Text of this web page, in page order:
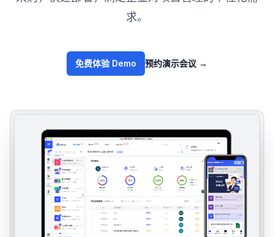
求。
免费体验 Demo 预约演示会议 →